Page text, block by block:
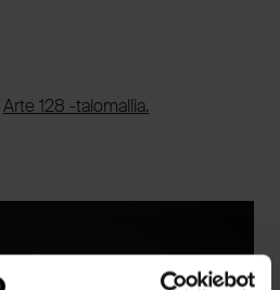
Arte 128 -talomallia.